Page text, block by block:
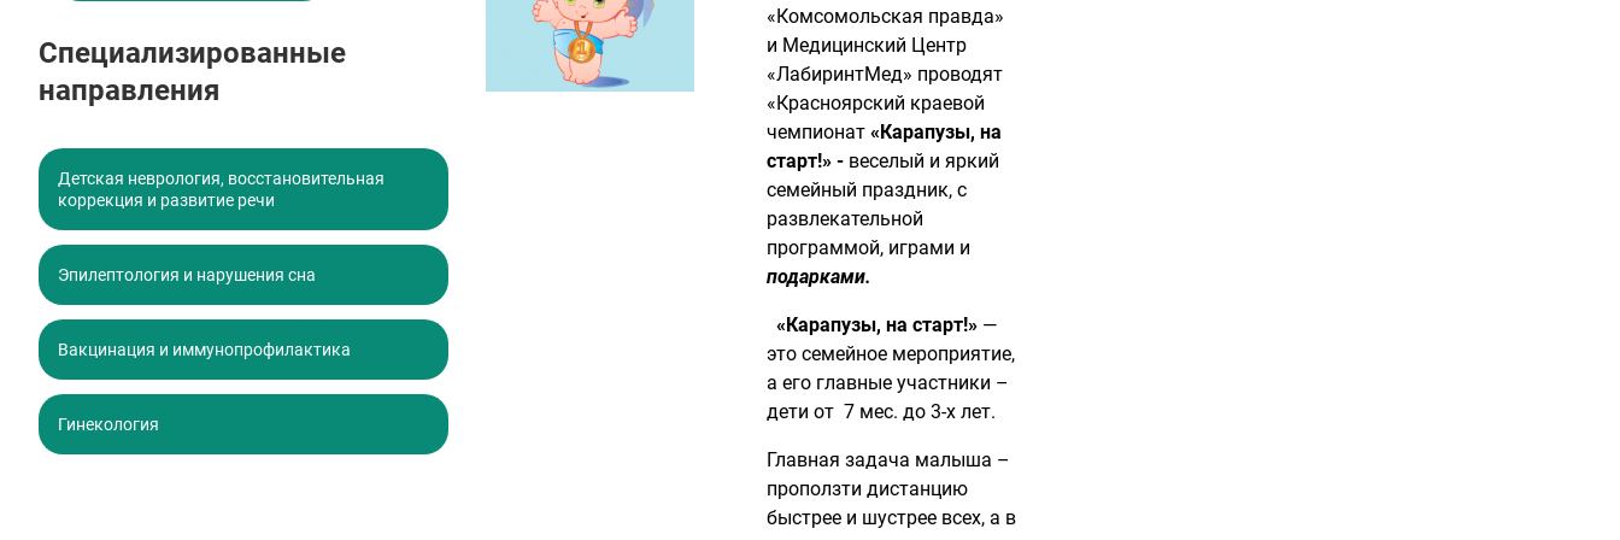
Специализированные
направления
Детская неврология, восстановительная
коррекция и развитие речи
Эпилептология и нарушения сна
Вакцинация и иммунопрофилактика
Гинекология
«Комсомольская правда»
и Медицинский Центр
«ЛабиринтМед» проводят
«Красноярский краевой
чемпионат «Карапузы, на
старт!» - веселый и яркий
семейный праздник, с
развлекательной
программой, играми и
подарками.
«Карапузы, на старт!»—
это семейное мероприятие,
а его главные участники –
дети от 7 мес. до 3-х лет.
Главная задача малыша –
проползти дистанцию
быстрее и шустрее всех, а в